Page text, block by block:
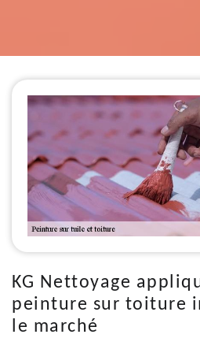
KG Nettoyage
peinture sur toiture
le marché